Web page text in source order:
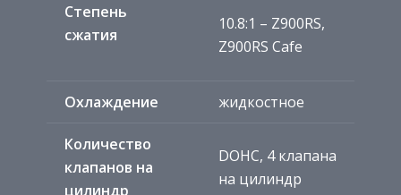
Степень
сжатия
10.8:1 – Z900RS,
Z900RS Cafe
Охлаждение жидкостное
Количество
клапанов на
цилиндр
DOHC, 4 клапана
на цилиндр